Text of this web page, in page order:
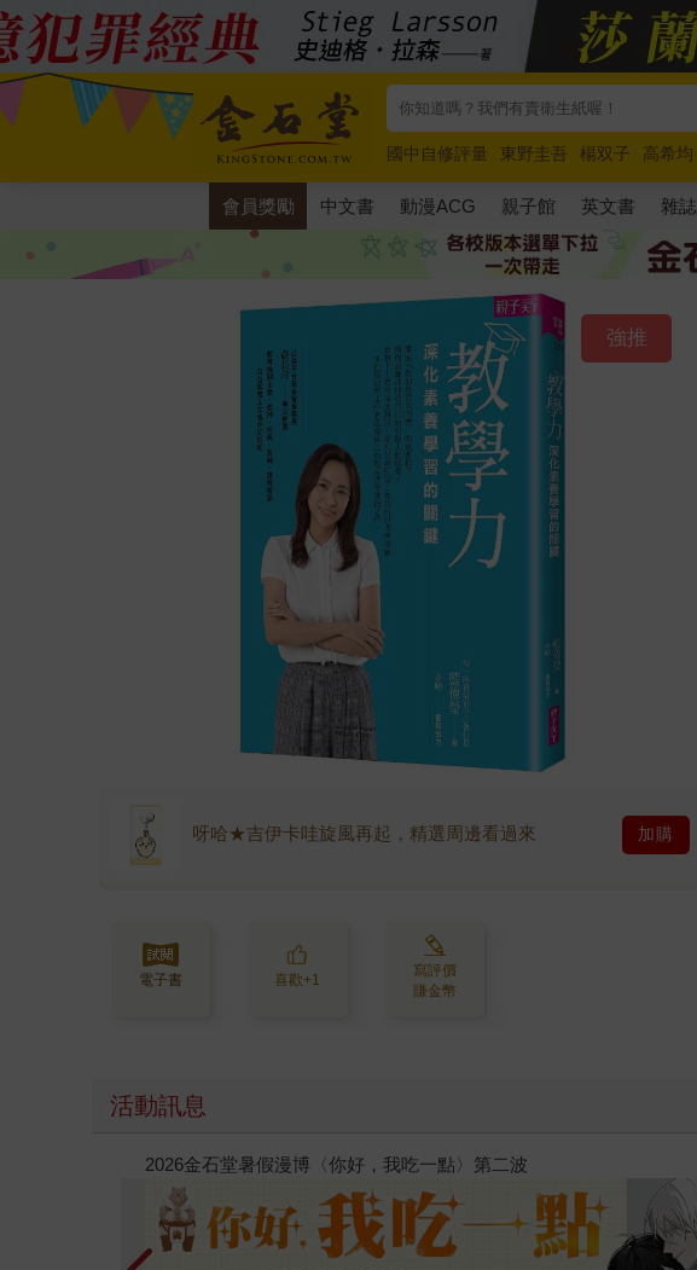
國中自修評量 東野圭吾 楊双子 高希均
唯紅花綻放
奧德賽 路邊攤新作 馬斯克
會員獎勵 中文書 動漫ACG 親子館 英文書 雜誌
強推
呀哈★吉伊卡哇旋風再起，精選周邊看過來 加購
電子書 喜歡+1
寫評價
賺金幣
活動訊息
春光ｘ奇幻基地｜全書系展